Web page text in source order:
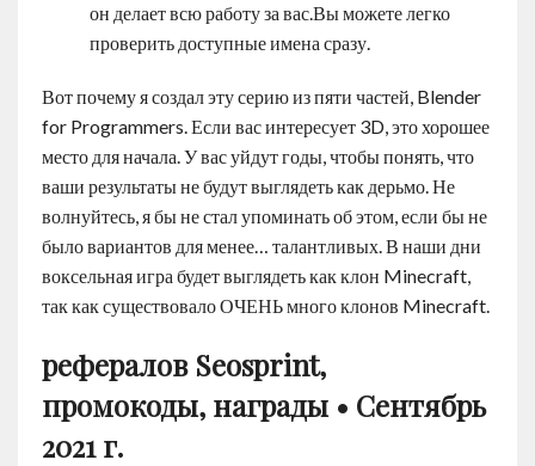
он делает всю работу за вас.Вы можете легко
проверить доступные имена сразу.
Вот почему я создал эту серию из пяти частей, Blender
for Programmers. Если вас интересует 3D, это хорошее
место для начала. У вас уйдут годы, чтобы понять, что
ваши результаты не будут выглядеть как дерьмо. Не
волнуйтесь, я бы не стал упоминать об этом, если бы не
было вариантов для менее… талантливых. В наши дни
воксельная игра будет выглядеть как клон Minecraft,
так как существовало ОЧЕНЬ много клонов Minecraft.
рефералов Seosprint,
промокоды, награды • Сентябрь
2021 г.